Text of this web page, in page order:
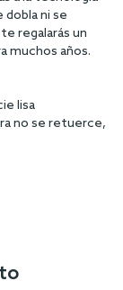
ni se
regalarás un
muchos años.
lisa
no se retuerce,